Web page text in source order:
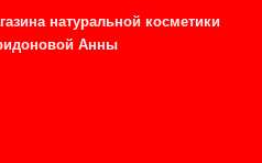
натуральной косметики
Анны